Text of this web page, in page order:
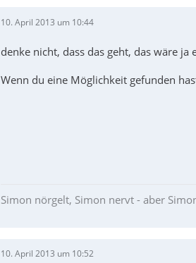
10. April 2013 um 10:44
denke nicht, dass das geht, das wäre ja
Wenn du eine Möglichkeit gefunden
Simon nörgelt, Simon nervt - aber
10. April 2013 um 10:52